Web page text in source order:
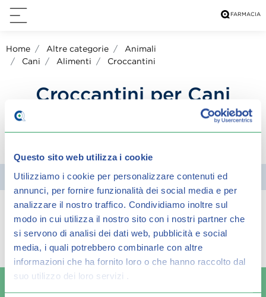
Questo sito web utilizza i cookie
Utilizziamo i cookie per personalizzare contenuti ed
annunci, per fornire funzionalità dei social media e per
analizzare il nostro traffico. Condividiamo inoltre sul
modo in cui utilizza il nostro sito con i nostri partner che
si servono di analisi dei dati web, pubblicità e social
media, i quali potrebbero combinarle con altre
informazioni che ha fornito loro o che hanno raccolto dal
suo utilizzo dei loro servizi .
Home Altre categorie
Animali
Cani
Alimenti Croccantini
Croccantini per Cani
Filtra
Spiacenti, ma non è stato trovato alcun
risultato per: